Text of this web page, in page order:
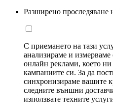
Разширено проследяване
С приемането на тази
анализираме и
онлайн реклами, което
кампаниите си. За да
синхронизираме вашите
следните външни
използвате техните